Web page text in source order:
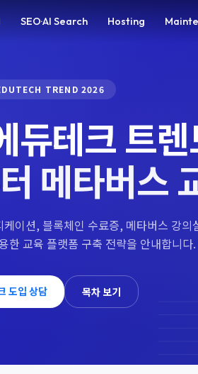
SEO·AI Search Hosting
TREND 2026
듀테크 트
메타버스
이션, 블록체인 수료증, 메타버스 강의
한 교육 플랫폼 구축 전략을 안내합니다.
도입 상담 목차 보기